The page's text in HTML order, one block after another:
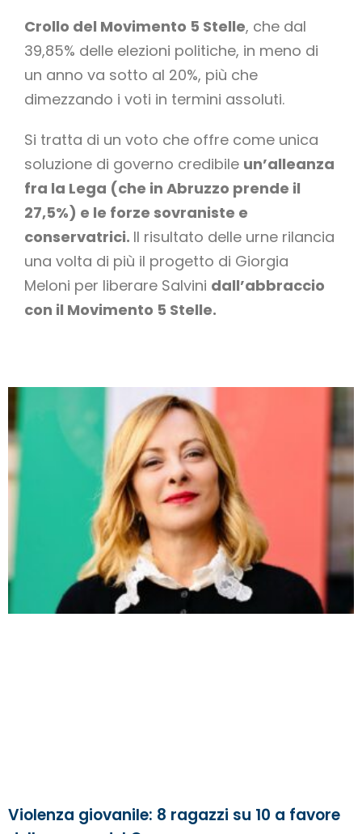
Crollo del Movimento 5 Stelle, che dal
39,85% delle elezioni politiche, in meno di
un anno va sotto al 20%, più che
dimezzando i voti in termini assoluti.
Si tratta di un voto che offre come unica
soluzione di governo credibile un’alleanza
fra la Lega (che in Abruzzo prende il
27,5%) e le forze sovraniste e
conservatrici. Il risultato delle urne rilancia
una volta di più il progetto di Giorgia
Meloni per liberare Salvini dall’abbraccio
con il Movimento 5 Stelle.
Violenza giovanile: 8 ragazzi su 10 a favore